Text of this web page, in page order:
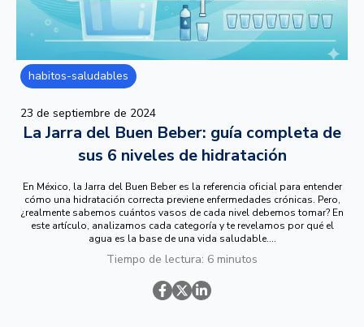
habitos-saludables
23 de septiembre de 2024
La Jarra del Buen Beber: guía completa de
sus 6 niveles de hidratación
En México, la Jarra del Buen Beber es la referencia oficial para entender
cómo una hidratación correcta previene enfermedades crónicas. Pero,
¿realmente sabemos cuántos vasos de cada nivel debemos tomar? En
este artículo, analizamos cada categoría y te revelamos por qué el
agua es la base de una vida saludable....
Tiempo de lectura: 6 minutos